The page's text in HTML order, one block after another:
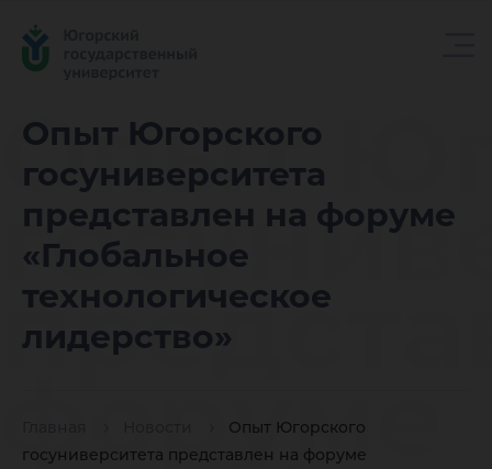
Опыт Югорского
госуниверситета
представлен на форуме
«Глобальное
технологическое
лидерство»
Опыт Югорского
госуниверситета представлен на форуме
Опыт
форуме